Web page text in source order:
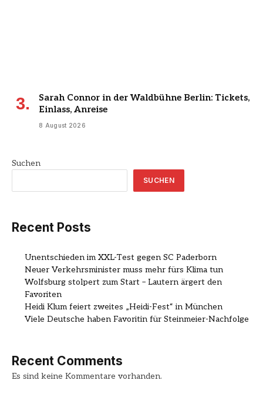
Sarah Connor in der Waldbühne Berlin: Tickets,
Einlass, Anreise
8 August 2026
Suchen
SUCHEN
Recent Posts
Unentschieden im XXL-Test gegen SC Paderborn
Neuer Verkehrsminister muss mehr fürs Klima tun
Wolfsburg stolpert zum Start – Lautern ärgert den
Favoriten
Heidi Klum feiert zweites „Heidi-Fest“ in München
Viele Deutsche haben Favoritin für Steinmeier-Nachfolge
Recent Comments
Es sind keine Kommentare vorhanden.